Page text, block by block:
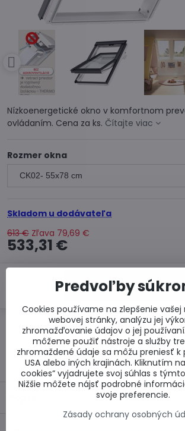
Nízkoenergetické okno v komfortnom
ovládaním. Cena za ks. Čítajte viac
Rozmer okna
Skladom u dodávateľa
613 € Zľava 79,69 €
533,31 €
Do
Otázka k produktu Doručenia
Výrobca:
Predvoľby
Cookies používame na zlepšenie
webovej stránky, analýzu jej
zhromažďovanie údajov o jej
môžeme použiť nástroje a služby
zhromaždené údaje sa môžu preniesť k
USA alebo iných krajinách. Kliknutím
cookies“ vyjadrujete svoj súhlas s
Nižšie môžete nájsť podrobné
svoje preferencie.
Zásady ochrany osobných